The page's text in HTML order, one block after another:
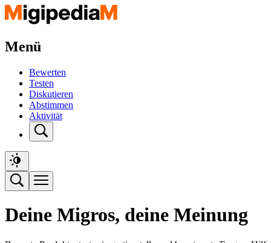
Menü
Bewerten
Testen
Diskutieren
Abstimmen
Aktivität
Deine Migros, deine Meinung